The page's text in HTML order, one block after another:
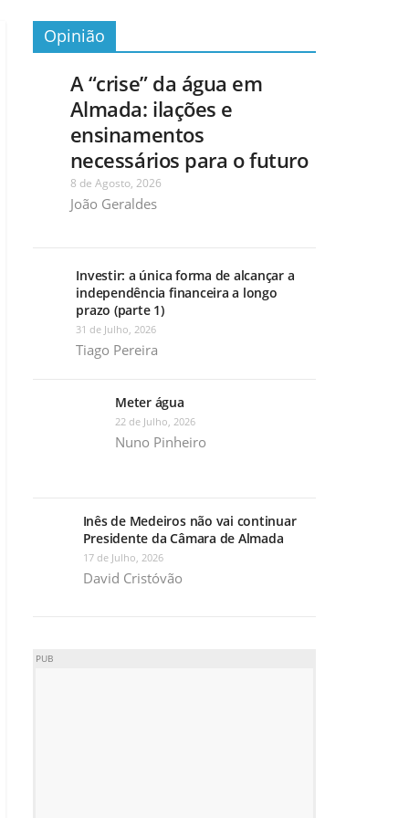
Opinião
A “crise” da água em
Almada: ilações e
ensinamentos
necessários para o futuro
8 de Agosto, 2026
João Geraldes
Investir: a única forma de alcançar a
independência financeira a longo
prazo (parte 1)
31 de Julho, 2026
Tiago Pereira
Meter água
22 de Julho, 2026
Nuno Pinheiro
Inês de Medeiros não vai continuar
Presidente da Câmara de Almada
17 de Julho, 2026
David Cristóvão
PUB